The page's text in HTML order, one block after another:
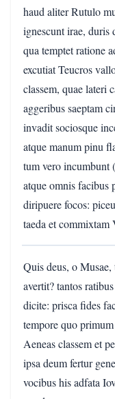
haud aliter Rutulo
ignescunt irae, duris
qua temptet ratione
excutiat Teucros
classem, quae lateri
aggeribus saeptam
invadit sociosque
atque manum pinu
tum vero incumbunt
atque omnis facibus
diripuere focos:
taeda et commixtam
Quis deus, o
avertit? tantos
dicite: prisca fides
tempore quo
Aeneas classem et
ipsa deum fertur
vocibus his adfata